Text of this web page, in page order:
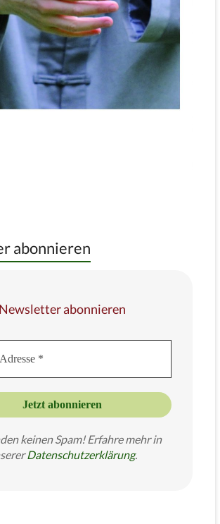
abonnieren
Newsletter abonnieren
keinen Spam! Erfahre mehr in
Datenschutzerklärung.